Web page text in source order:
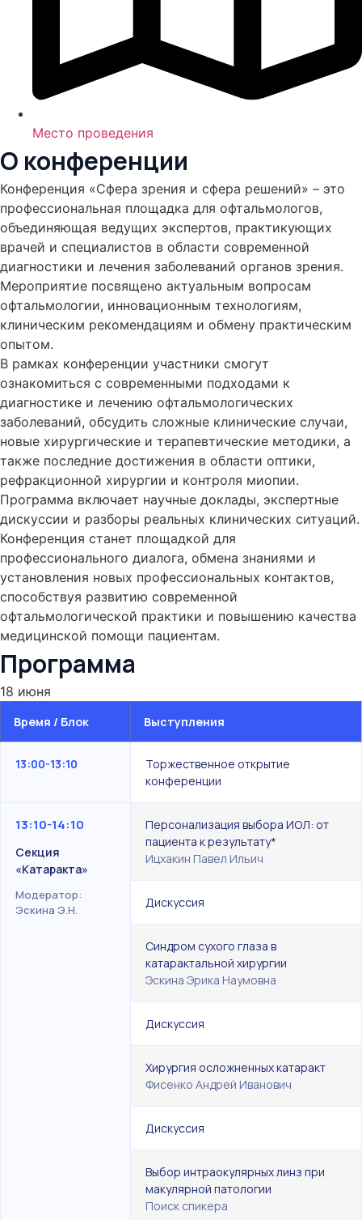
Место проведения
О конференции
Конференция «Сфера зрения и сфера решений» – это
профессиональная площадка для офтальмологов,
объединяющая ведущих экспертов, практикующих
врачей и специалистов в области современной
диагностики и лечения заболеваний органов зрения.
Мероприятие посвящено актуальным вопросам
офтальмологии, инновационным технологиям,
клиническим рекомендациям и обмену практическим
опытом.
В рамках конференции участники смогут
ознакомиться с современными подходами к
диагностике и лечению офтальмологических
заболеваний, обсудить сложные клинические случаи,
новые хирургические и терапевтические методики, а
также последние достижения в области оптики,
рефракционной хирургии и контроля миопии.
Программа включает научные доклады, экспертные
дискуссии и разборы реальных клинических ситуаций.
Конференция станет площадкой для
профессионального диалога, обмена знаниями и
установления новых профессиональных контактов,
способствуя развитию современной
офтальмологической практики и повышению качества
медицинской помощи пациентам.
Программа
18 июня
Время / Блок Выступления
13:00-13:10
Торжественное открытие
конференции
13:10-14:10
Секция
«Катаракта»
Модератор:
Эскина Э.Н.
Персонализация выбора ИОЛ: от
пациента к результату*
Ицхакин Павел Ильич
Дискуссия
Синдром сухого глаза в
катарактальной хирургии
Эскина Эрика Наумовна
Дискуссия
Хирургия осложненных катаракт
Фисенко Андрей Иванович
Дискуссия
Выбор интраокулярных линз при
макулярной патологии
Поиск спикера